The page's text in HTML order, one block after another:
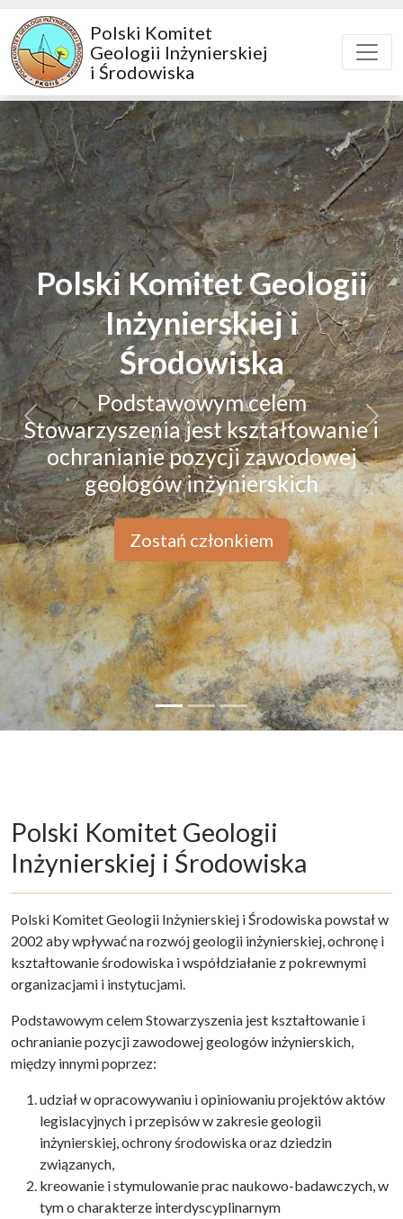
Polski Komitet
Geologii Inżynierskiej
i Środowiska
Polski Komitet Geologii
Inżynierskiej i
Środowiska
Podstawowym celem
Stowarzyszenia jest kształtowanie i
ochranianie pozycji zawodowej
geologów inżynierskich
Zostań członkiem
Previous Next
Polski Komitet Geologii
Inżynierskiej i Środowiska
Polski Komitet Geologii Inżynierskiej i Środowiska powstał w
2002 aby wpływać na rozwój geologii inżynierskiej, ochronę i
kształtowanie środowiska i współdziałanie z pokrewnymi
organizacjami i instytucjami.
Podstawowym celem Stowarzyszenia jest kształtowanie i
ochranianie pozycji zawodowej geologów inżynierskich,
między innymi poprzez:
udział w opracowywaniu i opiniowaniu projektów aktów
legislacyjnych i przepisów w zakresie geologii
inżynierskiej, ochrony środowiska oraz dziedzin
związanych,
kreowanie i stymulowanie prac naukowo-badawczych, w
tym o charakterze interdyscyplinarnym